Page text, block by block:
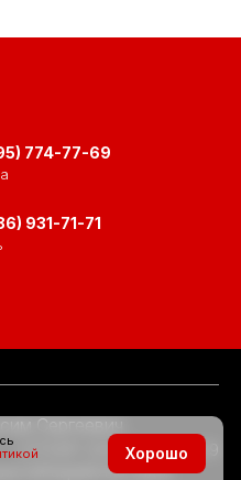
774-77-69
931-71-71
Сергеевич
ОГРНИП 309774621001009
Разработка сайта
Хорошо